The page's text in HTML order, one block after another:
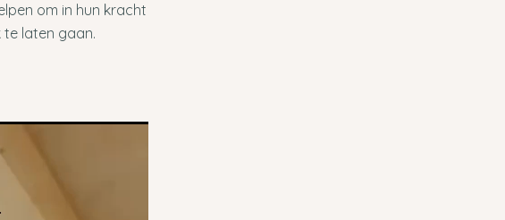
om in hun kracht
laten gaan.